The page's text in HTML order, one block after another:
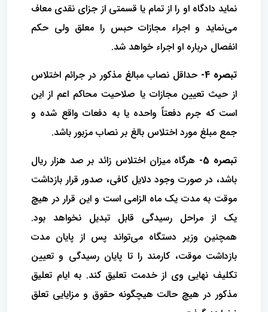
نماید دادگاه او را از تمام یا قسمتی از جزای ‌نقدی معاف
می‌نماید و اجراء مجازات حبس را معلق ولی حکم
انفصال درباره او اجراء خواهد شد.
تبصره 4-
حداقل نصاب مبالغ مذکور در جرائم اختلاس
از حیث تعیین مجازات یا صلاحیت محاکم اعم از این
است که جرم دفعتاً واحده یا به ‌دفعات واقع شده و
جمع مبلغ مورد اختلاس بالغ بر نصاب مزبور باشد. ‌
تبصره 5-
هرگاه میزان اختلاس زائد بر صد هزار ریال
باشد، در صورت وجود دلایل کافی، ‌صدور قرار بازداشت
موقت به مدت یک ماه الزامی ‌است و این قرار در هیچ
یک از مراحل رسیدگی قابل تبدیل نخواهد بود.
همچنین وزیر دستگاه می‌تواند پس از پایان مدت
بازداشت موقت، ‌کارمند را تا پایان رسیدگی و تعیین
‌تکلیف نهایی وی از خدمت تعلیق کند. به ایام تعلیق
مذکور در هیچ حالت هیچگونه حقوق و مزایایی تعلق